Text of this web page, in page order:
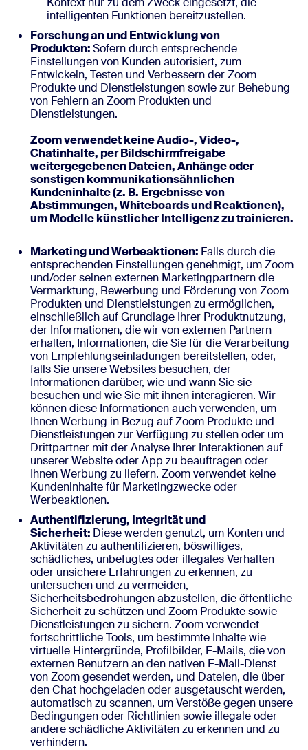
intelligenten Funktionen bereitzustellen.
Forschung an und Entwicklung von
Produkten:Sofern durch entsprechende
Einstellungen von Kunden autorisiert, zum
Entwickeln, Testen und Verbessern der Zoom
Produkte und Dienstleistungen sowie zur Behebung
von Fehlern an Zoom Produkten und
Dienstleistungen.
Zoom verwendet keine Audio-, Video-,
Chatinhalte, per Bildschirmfreigabe
weitergegebenen Dateien, Anhänge oder
sonstigen kommunikationsähnlichen
Kundeninhalte (z. B. Ergebnisse von
Abstimmungen, Whiteboards und Reaktionen),
um Modelle künstlicher Intelligenz zu trainieren.
Marketing und Werbeaktionen: Falls durch die
entsprechenden Einstellungen genehmigt, um Zoom
und/oder seinen externen Marketingpartnern die
Vermarktung, Bewerbung und Förderung von Zoom
Produkten und Dienstleistungen zu ermöglichen,
einschließlich auf Grundlage Ihrer Produktnutzung,
der Informationen, die wir von externen Partnern
erhalten, Informationen, die Sie für die Verarbeitung
von Empfehlungseinladungen bereitstellen, oder,
falls Sie unsere Websites besuchen, der
Informationen darüber, wie und wann Sie sie
besuchen und wie Sie mit ihnen interagieren. Wir
können diese Informationen auch verwenden, um
Ihnen Werbung in Bezug auf Zoom Produkte und
Dienstleistungen zur Verfügung zu stellen oder um
Drittpartner mit der Analyse Ihrer Interaktionen auf
unserer Website oder App zu beauftragen oder
Ihnen Werbung zu liefern. Zoom verwendet keine
Kundeninhalte für Marketingzwecke oder
Werbeaktionen.
Authentifizierung, Integrität und
Sicherheit: Diese werden genutzt, um Konten und
Aktivitäten zu authentifizieren, böswilliges,
schädliches, unbefugtes oder illegales Verhalten
oder unsichere Erfahrungen zu erkennen, zu
untersuchen und zu vermeiden,
Sicherheitsbedrohungen abzustellen, die öffentliche
Sicherheit zu schützen und Zoom Produkte sowie
Dienstleistungen zu sichern. Zoom verwendet
fortschrittliche Tools, um bestimmte Inhalte wie
virtuelle Hintergründe, Profilbilder, E-Mails, die von
externen Benutzern an den nativen E-Mail-Dienst
von Zoom gesendet werden, und Dateien, die über
den Chat hochgeladen oder ausgetauscht werden,
automatisch zu scannen, um Verstöße gegen unsere
Bedingungen oder Richtlinien sowie illegale oder
andere schädliche Aktivitäten zu erkennen und zu
verhindern.